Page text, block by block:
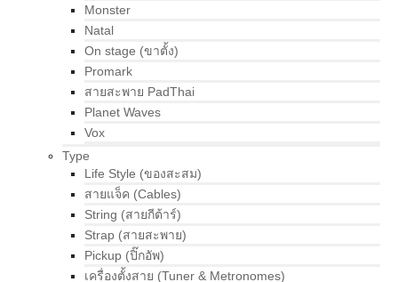
Monster
Natal
On stage (ขาตั้ง)
Promark
สายสะพาย PadThai
Planet Waves
Vox
Type
Life Style (ของสะสม)
สายแจ็ค (Cables)
String (สายกีต้าร์)
Strap (สายสะพาย)
Pickup (ปิ๊กอัพ)
เครื่องตั้งสาย (Tuner & Metronomes)